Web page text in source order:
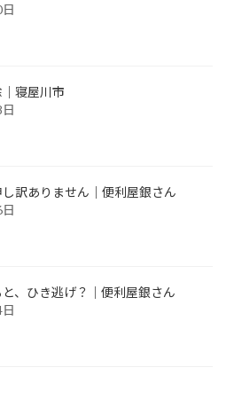
寝屋川市
訳ありません｜便利屋銀さん
、ひき逃げ？｜便利屋銀さん